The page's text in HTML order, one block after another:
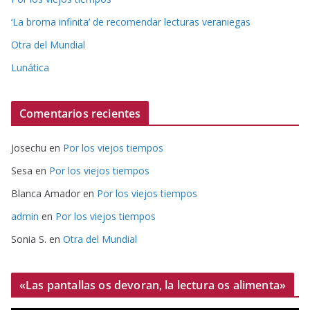
‘La broma infinita’ de recomendar lecturas veraniegas
Otra del Mundial
Lunática
Comentarios recientes
Josechu en Por los viejos tiempos
Sesa en Por los viejos tiempos
Blanca Amador en Por los viejos tiempos
admin en Por los viejos tiempos
Sonia S. en Otra del Mundial
«Las pantallas os devoran, la lectura os alimenta»